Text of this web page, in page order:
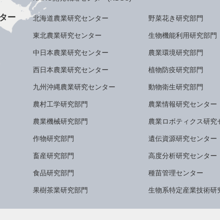
ー 北海道農業研究センター
東北農業研究センター
中日本農業研究センター
西日本農業研究センター
九州沖縄農業研究センター
農村工学研究部門
農業機械研究部門
作物研究部門
畜産研究部門
食品研究部門
果樹茶業研究部門
野菜花き研究部門
生物機能利用研究部門
農業環境研究部門
植物防疫研究部門
動物衛生研究部門
農業情報研究センター
農業ロボティクス研究
遺伝資源研究センター
高度分析研究センター
種苗管理センター
生物系特定産業技術研